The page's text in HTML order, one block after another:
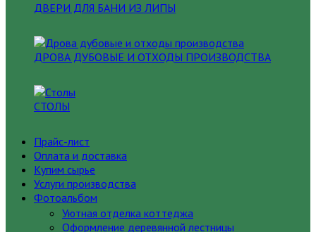
ДВЕРИ ДЛЯ БАНИ ИЗ ЛИПЫ
ДРОВА ДУБОВЫЕ И ОТХОДЫ ПРОИЗВОДСТВА
СТОЛЫ
Прайс-лист
Оплата и доставка
Купим сырье
Услуги производства
Фотоальбом
Уютная отделка коттеджа
Оформление деревянной лестницы